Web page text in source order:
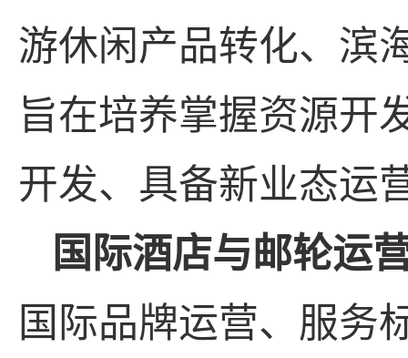
游休闲产品转化、滨
旨在培养掌握资源开
开发、具备新业态运
国际酒店与邮轮运
国际品牌运营、服务